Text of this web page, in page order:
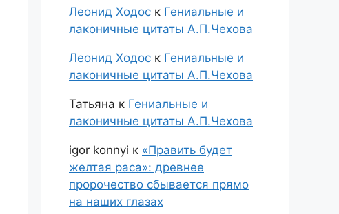
Леонид Ходос к Гениальные и
лаконичные цитаты А.П.Чехова
Леонид Ходос к Гениальные и
лаконичные цитаты А.П.Чехова
Татьяна к Гениальные и
лаконичные цитаты А.П.Чехова
igor konnyi к «Править будет
желтая раса»: древнее
пророчество сбывается прямо
на наших глазах